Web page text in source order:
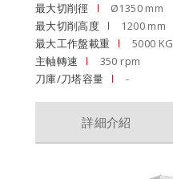
最大切削徑
Ø1350 mm
最大切削高度
1200 mm
最大工作盤載重
5000 KG
主軸轉速
350 rpm
刀庫/刀塔容量
-
詳細介紹